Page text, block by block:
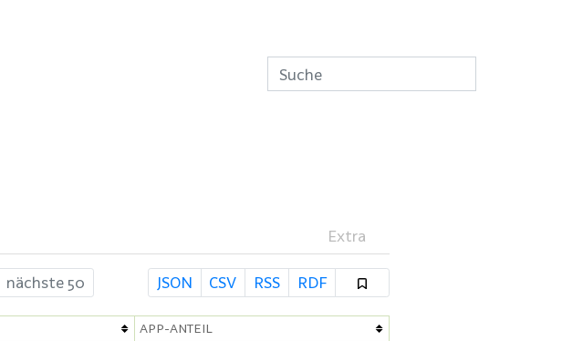
Extra
nächste 50 JSON CSV RSS RDF
APP-ANTEIL